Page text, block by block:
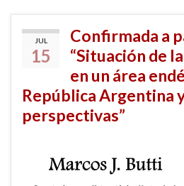
JUL
15
Confirmada a
“Situación de
en un área
República Argentina
perspectivas”